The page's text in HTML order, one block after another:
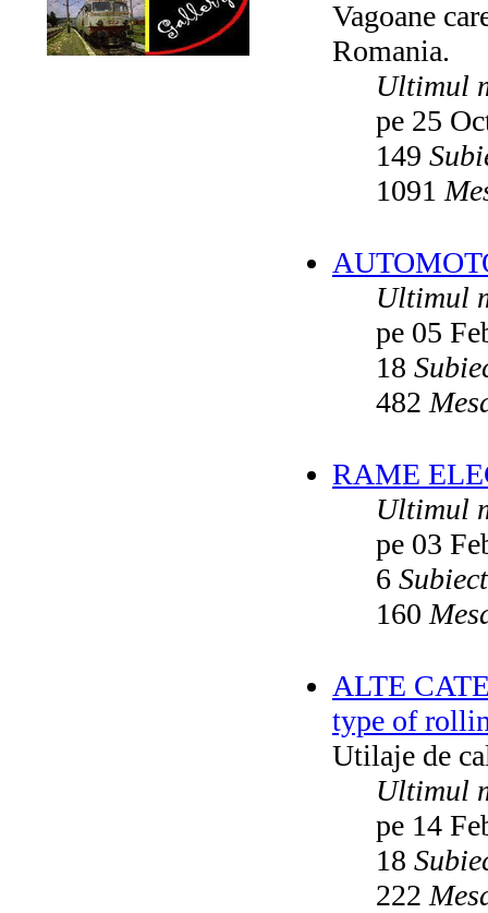
Vatmanu076
ultimul raspuns:
Ikarus_260
Autobuze din OradeadeVladyz
Vagoane
Romania.
Ultimul
pe 25
149
1091
Ultimul
pe 05
18
482
RAME
Ultimul
pe 03
6
160
ALTE
type of
Utilaje de
Ultimul
pe 14
18
222